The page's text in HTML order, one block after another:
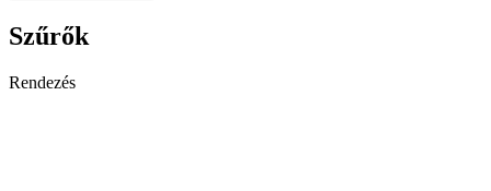
Szűrők
Rendezés